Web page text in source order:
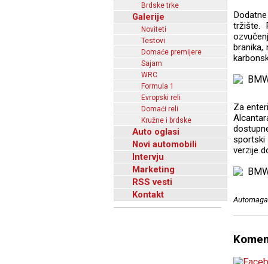
Brdske trke
Galerije
Noviteti
Testovi
Domaće premijere
Sajam
WRC
Formula 1
Evropski reli
Domaći reli
Kružne i brdske
Auto oglasi
Novi automobili
Intervju
Marketing
RSS vesti
Kontakt
tržište.
branika,
Za
sportski
verzije